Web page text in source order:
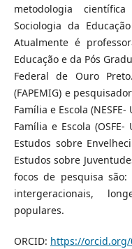
metodologia
Sociologia da
Atualmente é
Educação e da Pós
Federal de Ouro
(FAPEMIG) e
Família e Escola
Família e Escola
Estudos sobre
Estudos sobre
focos de pesquisa são:
intergeracionais,
populares.
ORCID: https://orcid.org/